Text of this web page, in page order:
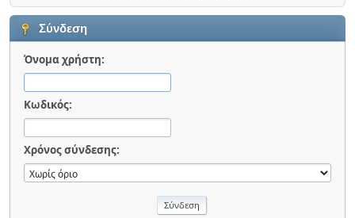
Σύνδεση
Όνομα χρήστη:
Κωδικός:
Χρόνος σύνδεσης: